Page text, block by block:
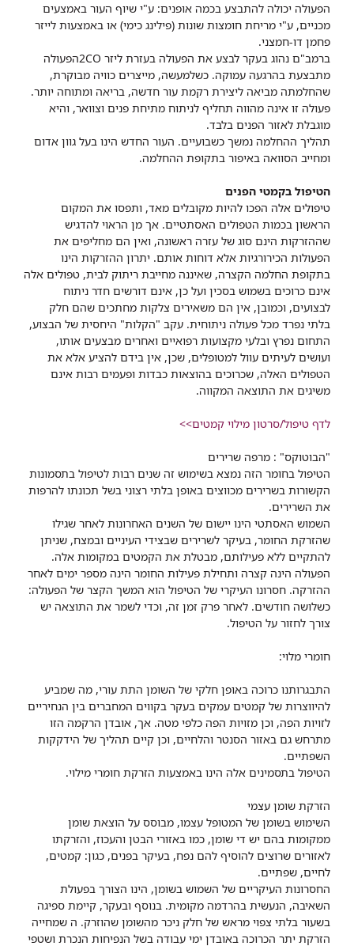
הפעולה יכולה להתבצע בכמה אופנים: ע"י שיוף העור באמצעים
מכניים, ע"י מריחת חומצות שונות (פילינג כימי) או באמצעות לייזר
פחמן דו-חמצני.
ברמב"ם נהוג בעקר לבצע את הפעולה בעזרת ליזר 2COהפעולה
מתבצעת בהרגעה עמוקה. כשלמעשה, מייצרים כוויה מבוקרת,
שהחלמתה מביאה ליצירת רקמת עור חדשה, בריאה ומתוחה יותר.
פעולה זו אינה מהווה תחליף לניתוח מתיחת פנים וצוואר, והיא
מוגבלת לאזור הפנים בלבד.
תהליך ההחלמה נמשך כשבועיים. העור החדש הינו בעל גוון אדום
ומחייב הסוואה באיפור בתקופת ההחלמה.
הטיפול בקמטי הפנים
טיפולים אלה הפכו להיות מקובלים מאד, ותפסו את המקום
הראשון בכמות הטפולים האסתטיים. אך מן הראוי להדגיש
שההזרקות הינם סוג של עזרה ראשונה, ואין הם מחליפים את
הפעולות הכירורגיות אלא דוחות אותם. יתרון ההזרקות הינו
בתקופת החלמה הקצרה, שאיננה מחייבת ריתוק לבית, טפולים אלה
אינם כרוכים בשמוש בסכין ועל כן, אינם דורשים חדר ניתוח
לבצועים, וכמובן, אין הם משאירים צלקות מחתכים שהם חלק
בלתי נפרד מכל פעולה ניתוחית. עקב "הקלות" היחסית של הבצוע,
התחום נפרץ ובלעי מקצועות רפואיים ואחרים מבצעים אותו,
ועושים לעיתים עוול למטופלים, שכן, אין בידם להציע אלא את
הטפולים האלה, שכרוכים בהוצאות כבדות ופעמים רבות אינם
משיגים את התוצאה המקווה.
לדף טיפול/סרטון מילוי קמטים>>
"הבוטוקס" : מרפה שרירים
הטיפול בחומר הזה נמצא בשימוש זה שנים רבות לטיפול בתסמונות
הקשורות בשרירים מכווצים באופן בלתי רצוני בשל תכונתו להרפות
את השרירים.
השמוש האסתטי הינו יישום של השנים האחרונות לאחר שגילו
שהזרקת החומר, בעיקר לשרירים שבצידי העיניים ובמצח, שניתן
להתקיים ללא פעילותם, מבטלת את הקמטים במקומות אלה.
הפעולה הינה קצרה ותחילת פעילות החומר הינה מספר ימים לאחר
ההזרקה. חסרונו העיקרי של הטיפול הוא המשך הקצר של הפעולה:
כשלושה חודשים. לאחר פרק זמן זה, וכדי לשמר את התוצאה יש
צורך לחזור על הטיפול.
חומרי מלוי:
התבגרותנו כרוכה באופן חלקי של השומן התת עורי, מה שמביע
להיווצרות של קמטים עמקים בעקר בקווים המחברים בין הנחיריים
לזויות הפה, וכן מזויות הפה כלפי מטה. אך, אובדן הרקמה הזו
מתרחש גם באזור הסנטר והלחיים, וכן קיים תהליך של הידקקות
השפתיים.
הטיפול בתסמינים אלה הינו באמצעות הזרקת חומרי מילוי.
הזרקת שומן עצמי
השימוש בשומן של המטופל עצמו, מבוסס על הוצאת שומן
ממקומות בהם יש די שומן, כמו באזורי הבטן והעכוז, והזרקתו
לאזורים שרוצים להוסיף להם נפח, בעיקר בפנים, כגון: קמטים,
לחיים, שפתיים.
החסרונות העיקריים של השמוש בשומן, הינו הצורך בפעולת
השאיבה, הנעשית בהרדמה מקומית. בנוסף ובעקר, קיימת ספיגה
בשעור בלתי צפוי מראש של חלק ניכר מהשומן שהוזרק. ה שמחייה
הזרקת יתר הכרוכה באובדן ימי עבודה בשל הנפיחות הנכרת ושטפי